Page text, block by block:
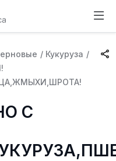
/ Кукуруза /
С